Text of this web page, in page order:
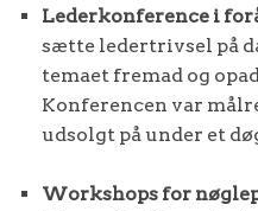
Lederkonference i
sætte ledertrivsel på
temaet fremad og
Konferencen var
udsolgt på under et
Workshops for